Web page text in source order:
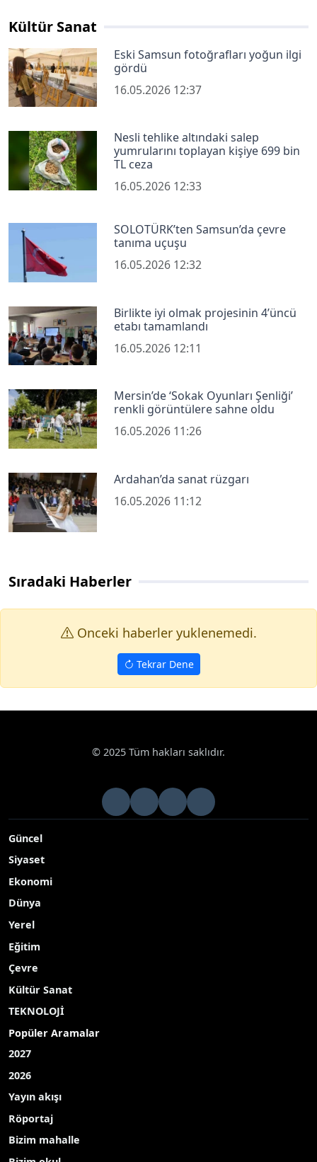
Kültür Sanat
Eski Samsun fotoğrafları yoğun ilgi
gördü
16.05.2026 12:37
Nesli tehlike altındaki salep
yumrularını toplayan kişiye 699 bin
TL ceza
16.05.2026 12:33
SOLOTÜRK’ten Samsun’da çevre
tanıma uçuşu
16.05.2026 12:32
Birlikte iyi olmak projesinin 4’üncü
etabı tamamlandı
16.05.2026 12:11
Mersin’de ‘Sokak Oyunları Şenliği’
renkli görüntülere sahne oldu
16.05.2026 11:26
Ardahan’da sanat rüzgarı
16.05.2026 11:12
Sıradaki Haberler
Onceki haberler yuklenemedi.
Tekrar Dene
Kültür Sanat Eski Samsun fotoğrafları yoğun ilgi
SAMSUN (İHA) – Samsun’un İlkadım Belediyesi tarafından, 19
Mayıs Atatürk’ü Anma, Gençlik ve Spor Bayramı kutlama
Samsun’ Fotoğraf sergisi vatandaşlardan yoğun ilgi gördü
Yayınlanma Tarihi: 16.05.2026 12:37
SAMSUN (İHA) – Samsun’un İlkadım Belediyesi